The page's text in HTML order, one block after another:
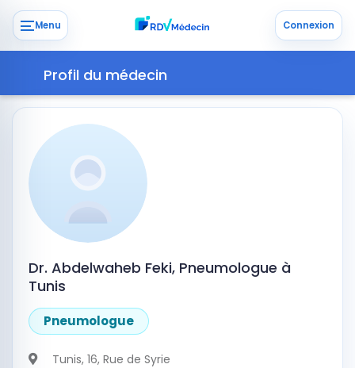
Menu Connexion
Profil du médecin
Dr. Abdelwaheb Feki, Pneumologue à
Tunis
Pneumologue
Tunis, 16, Rue de Syrie